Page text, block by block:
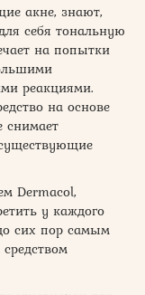
акне, знают,
себя тональную
на попытки
реакциями.
на основе
снимает
Dermacol,
у каждого
сих пор самым